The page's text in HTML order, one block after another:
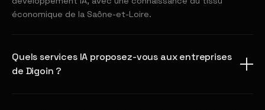
économique de la Saône-et-Loire.
Quels services IA proposez-vous aux entreprises
de Digoin ?